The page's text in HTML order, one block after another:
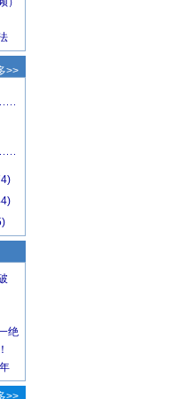
>>
>>